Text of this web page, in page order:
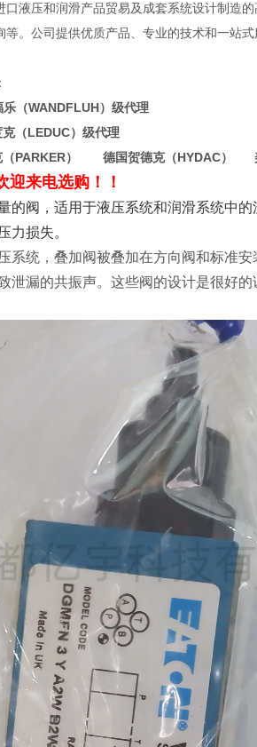
口液压和润滑产品贸易及成套系统设计制造
。公司提供优质产品、专业的技术和一站
WANDFLUH）级代理
（LEDUC）级代理
PARKER） 德国贺德克（HYDAC） 美
迎来电选购！！
的阀，适用于液压系统和润滑系统中
力损失。
系统，叠加阀被叠加在方向阀和标准
泄漏的共振声。这些阀的设计是很好